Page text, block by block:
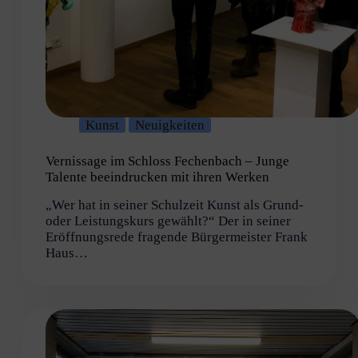
Kunst Neuigkeiten
Vernissage im Schloss Fechenbach – Junge
Talente beeindrucken mit ihren Werken
„Wer hat in seiner Schulzeit Kunst als Grund-
oder Leistungskurs gewählt?“ Der in seiner
Eröffnungsrede fragende Bürgermeister Frank
Haus…